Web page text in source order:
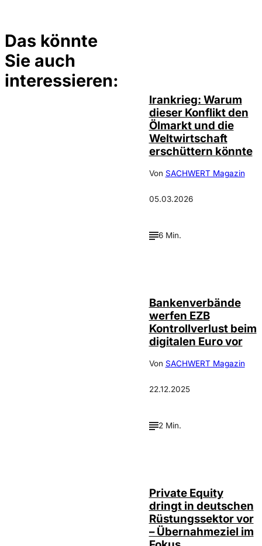
Das könnte
Sie auch
interessieren:
Irankrieg: Warum
dieser Konflikt den
Ölmarkt und die
Weltwirtschaft
erschüttern könnte
Von SACHWERT Magazin
05.03.2026
6 Min.
Bankenverbände
werfen EZB
Kontrollverlust beim
digitalen Euro vor
Von SACHWERT Magazin
22.12.2025
2 Min.
Private Equity
dringt in deutschen
Rüstungssektor vor
– Übernahmeziel im